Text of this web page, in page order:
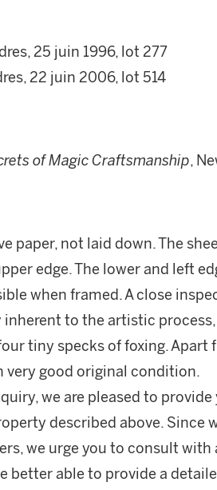
25 juin 1996, lot 277
22 juin 2006, lot 514
of Magic Craftsmanship,
paper, not laid down. The
edge. The lower and left
when framed. A close
to the artistic
tiny specks of foxing.
very good original condition.
we are pleased to
described above. Since
we urge you to consult
better able to provide a